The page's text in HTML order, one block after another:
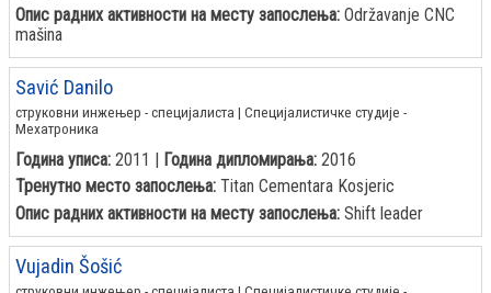
Опис радних активности на месту запослења: Održavanje CNC
mašina
Savić Danilo
струковни инжењер - специјалиста | Специјалистичке студије -
Мехатроника
Година уписа: 2011 | Година дипломирања: 2016
Тренутно место запослења: Titan Cementara Kosjeric
Опис радних активности на месту запослења: Shift leader
Vujadin Šošić